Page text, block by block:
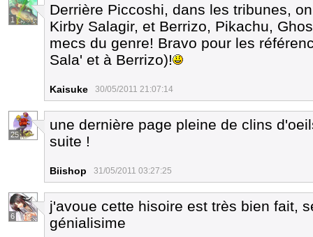
1
Derrière Piccoshi, dans les tribunes,
Kirby Salagir, et Berrizo, Pikachu,
mecs du genre! Bravo pour les
Sala' et à Berrizo)!
Kaisuke 30/05/2011 21:07:14
25
une dernière page pleine de clins
suite !
Biishop 31/05/2011 03:27:25
6
j'avoue cette hisoire est très bien fait,
génialisime